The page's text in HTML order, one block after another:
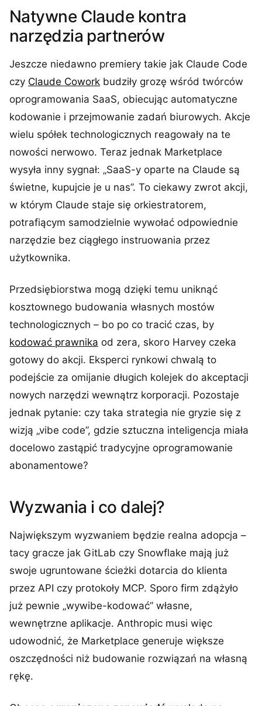
Natywne Claude kontra
narzędzia partnerów
Jeszcze niedawno premiery takie jak Claude Code
czy Claude Cowork budziły grozę wśród twórców
oprogramowania SaaS, obiecując automatyczne
kodowanie i przejmowanie zadań biurowych. Akcje
wielu spółek technologicznych reagowały na te
nowości nerwowo. Teraz jednak Marketplace
wysyła inny sygnał: „SaaS-y oparte na Claude są
świetne, kupujcie je u nas”. To ciekawy zwrot akcji,
w którym Claude staje się orkiestratorem,
potrafiącym samodzielnie wywołać odpowiednie
narzędzie bez ciągłego instruowania przez
użytkownika.
Przedsiębiorstwa mogą dzięki temu uniknąć
kosztownego budowania własnych mostów
technologicznych – bo po co tracić czas, by
kodować prawnika od zera, skoro Harvey czeka
gotowy do akcji. Eksperci rynkowi chwalą to
podejście za omijanie długich kolejek do akceptacji
nowych narzędzi wewnątrz korporacji. Pozostaje
jednak pytanie: czy taka strategia nie gryzie się z
wizją „vibe code”, gdzie sztuczna inteligencja miała
docelowo zastąpić tradycyjne oprogramowanie
abonamentowe?
Wyzwania i co dalej?
Największym wyzwaniem będzie realna adopcja –
tacy gracze jak GitLab czy Snowflake mają już
swoje ugruntowane ścieżki dotarcia do klienta
przez API czy protokoły MCP. Sporo firm zdążyło
już pewnie „wywibe-kodować” własne,
wewnętrzne aplikacje. Anthropic musi więc
udowodnić, że Marketplace generuje większe
oszczędności niż budowanie rozwiązań na własną
rękę.